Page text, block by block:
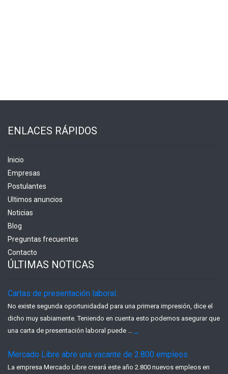
ENLACES RÁPIDOS
Inicio
Empresas
Postulantes
Ultimos anuncios
Noticias
Blog
Preguntas frecuentes
Contacto
ÚLTIMAS NOTICAS
Cartas de presentación laboral.
No existe segunda oportunidadad para una primera impresión, dice el
dicho muy sabiamente. Teniendo en cuenta esto podemos asegurar que
una carta de presentación laboral puede ... ...
Mercado Libre abre una vacante de 2.800 empleos
La empresa Mercado Libre creará este año 2.800 nuevos empleos en